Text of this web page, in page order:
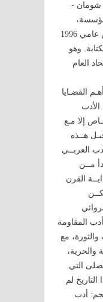
شومان -
ومديراً للنشاطات الأدبية فيها بين عامي 1996
للكتابة. وهو
العام
القضـایا
الأدب
إلا مـع
هــذه
العربــي
مــن
القرن
المقاومة
مع
والحرية،
التي
لم
أدب